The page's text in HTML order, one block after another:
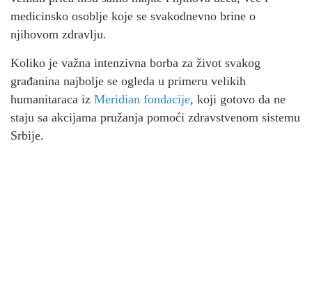
medicinsko osoblje koje se svakodnevno brine o
njihovom zdravlju.
Koliko je važna intenzivna borba za život svakog
građanina najbolje se ogleda u primeru velikih
humanitaraca iz Meridian fondacije, koji gotovo da ne
staju sa akcijama pružanja pomoći zdravstvenom sistemu
Srbije.